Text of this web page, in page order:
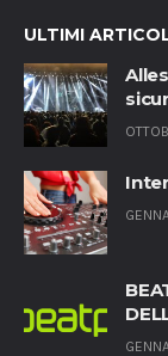
ULTIMI